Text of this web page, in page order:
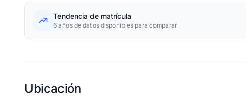
Tendencia de matrícula
6 años de datos disponibles para comparar
Ubicación